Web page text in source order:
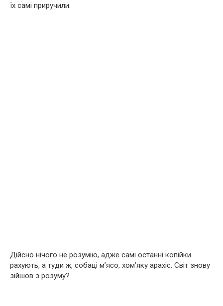
їх самі приручили.
Дійсно нічого не розумію, адже самі останні копійки
рахують, а туди ж, собаці м’ясо, хом’яку арахіс. Світ знову
зійшов з розуму?